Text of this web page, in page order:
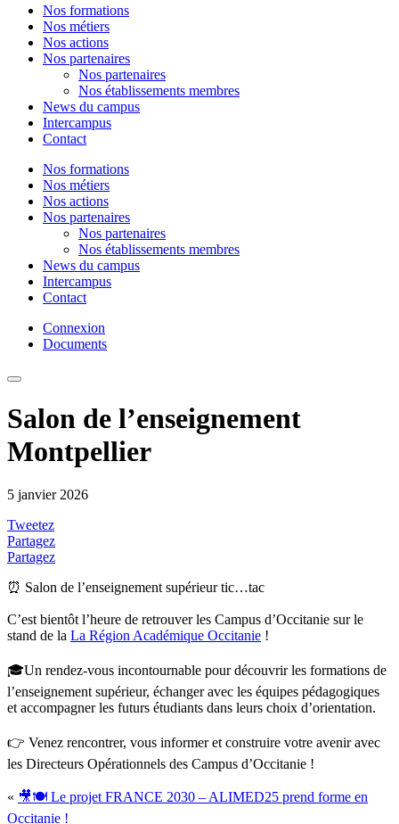
Nos formations
Nos métiers
Nos actions
Nos partenaires
Nos partenaires
Nos établissements membres
News du campus
Intercampus
Contact
Nos formations
Nos métiers
Nos actions
Nos partenaires
Nos partenaires
Nos établissements membres
News du campus
Intercampus
Contact
Connexion
Documents
Salon de l’enseignement
Montpellier
5 janvier 2026
Tweetez
Partagez
Partagez
⏰ Salon de l’enseignement supérieur tic…tac
C’est bientôt l’heure de retrouver les Campus d’Occitanie sur le
stand de la La Région Académique Occitanie !
🎓Un rendez-vous incontournable pour découvrir les formations de
l’enseignement supérieur, échanger avec les équipes pédagogiques
et accompagner les futurs étudiants dans leurs choix d’orientation.
👉 Venez rencontrer, vous informer et construire votre avenir avec
les Directeurs Opérationnels des Campus d’Occitanie !
« 🎥🍽️ Le projet FRANCE 2030 – ALIMED25 prend forme en
Occitanie !